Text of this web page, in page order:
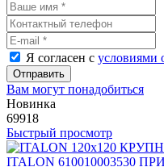
Я согласен с условиями
Отправить
Вам могут понадобиться
Новинка
69918
Быстрый просмотр